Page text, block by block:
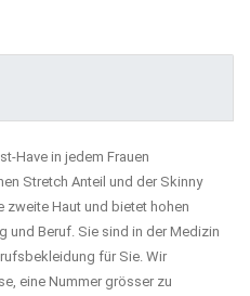
Have in jedem Frauen
Stretch Anteil und der Skinny
Haut und bietet hohen
und Beruf. Sie sind in der Medizin
für Sie. Wir
eine Nummer grösser zu